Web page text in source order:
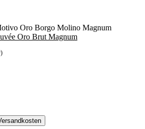
Oro Brut Magnum